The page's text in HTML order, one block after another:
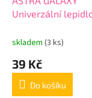
Univerzální
skladem (3 ks)
39 Kč
Do košíku